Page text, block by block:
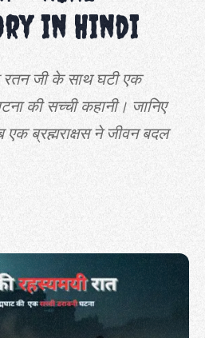
in Hindi
रतन जी के साथ घटी एक
की सच्ची कहानी। जानिए
ब्रह्मराक्षस ने जीवन बदल